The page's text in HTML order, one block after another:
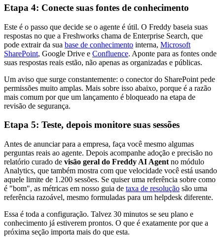
Etapa 4: Conecte suas fontes de conhecimento
Este é o passo que decide se o agente é útil. O Freddy baseia suas
respostas no que a Freshworks chama de Enterprise Search, que
pode extrair da sua base de conhecimento interna, Microsoft
SharePoint, Google Drive e Confluence. Aponte para as fontes onde
suas respostas reais estão, não apenas as organizadas e públicas.
Um aviso que surge constantemente: o conector do SharePoint pede
permissões muito amplas. Mais sobre isso abaixo, porque é a razão
mais comum por que um lançamento é bloqueado na etapa de
revisão de segurança.
Etapa 5: Teste, depois monitore suas sessões
Antes de anunciar para a empresa, faça você mesmo algumas
perguntas reais ao agente. Depois acompanhe adoção e precisão no
relatório curado de visão geral do Freddy AI Agent no módulo
Analytics, que também mostra com que velocidade você está usando
aquele limite de 1.200 sessões. Se quiser uma referência sobre como
é "bom", as métricas em nosso guia de taxa de resolução são uma
referência razoável, mesmo formuladas para um helpdesk diferente.
Essa é toda a configuração. Talvez 30 minutos se seu plano e
conhecimento já estiverem prontos. O que é exatamente por que a
próxima seção importa mais do que esta.